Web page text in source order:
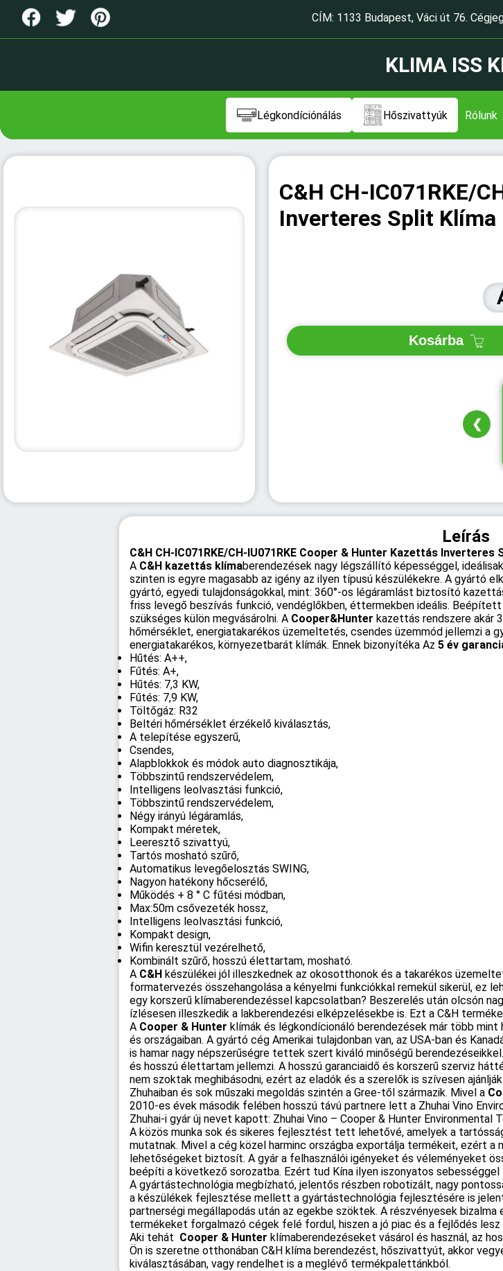
CÍM: 1133 Budapest, Váci út 76.
KLIMA ISS
Légkondíciónálás Hőszivattyúk Rólunk
C&H CH-IC071RKE/
Inverteres Split Klíma
Kosárba
❮
Leírás
C&H CH-IC071RKE/CH-IU071RKE Cooper & Hunter Kazettás Inverteres
A C&H kazettás klímaberendezések nagy légszállító képességgel,
szinten is egyre magasabb az igény az ilyen típusú készülékekre. A gyártó
gyártó, egyedi tulajdonságokkal, mint: 360°-os légáramlást biztosító
friss levegő beszívás funkció, vendéglőkben, éttermekben ideális.
szükséges külön megvásárolni. A Cooper&Hunter kazettás rendszere akár
hőmérséklet, energiatakarékos üzemeltetés, csendes üzemmód jellemzi a
energiatakarékos, környezetbarát klímák. Ennek bizonyítéka Az 5 év
Hűtés: A++,
Fűtés: A+,
Hűtés: 7,3 KW,
Fűtés: 7,9 KW,
Töltőgáz: R32
Beltéri hőmérséklet érzékelő kiválasztás,
A telepítése egyszerű,
Csendes,
Alapblokkok és módok auto diagnosztikája,
Többszintű rendszervédelem,
Intelligens leolvasztási funkció,
Többszintű rendszervédelem,
Négy irányú légáramlás,
Kompakt méretek,
Leeresztő szivattyú,
Tartós mosható szűrő,
Automatikus levegőelosztás SWING,
Nagyon hatékony hőcserélő,
Működés + 8 ° C fűtési módban,
Max:50m csővezeték hossz,
Intelligens leolvasztási funkció,
Kompakt design,
Wifin keresztül vezérelhető,
Kombinált szűrő, hosszú élettartam, mosható.
A C&Hkészülékei jól illeszkednek az okosotthonok és a takarékos
formatervezés összehangolása a kényelmi funkciókkal remekül sikerül, ez
egy korszerű klímaberendezéssel kapcsolatban? Beszerelés után olcsón
ízlésesen illeszkedik a lakberendezési elképzelésekbe is. Ezt a C&H
A Cooper & Hunter klímák és légkondícionáló berendezések már több mint
és országaiban. A gyártó cég Amerikai tulajdonban van, az USA-ban és
is hamar nagy népszerűségre tettek szert kiváló minőségű
és hosszú élettartam jellemzi. A hosszú garanciaidő és korszerű szerviz
nem szoktak meghibásodni, ezért az eladók és a szerelők is szívesen
Zhuhaiban és sok műszaki megoldás szintén a Gree-től származik. Mivel a
2010-es évek második felében hosszú távú partnere lett a Zhuhai Vino
Zhuhai-i gyár új nevet kapott: Zhuhai Vino – Cooper & Hunter Environmental
A közös munka sok és sikeres fejlesztést tett lehetővé, amelyek a
mutatnak. Mivel a cég közel harminc országba exportálja termékeit, ezért
lehetőségeket biztosít. A gyár a felhasználói igényeket és véleményeket
beépíti a következő sorozatba. Ezért tud Kína ilyen iszonyatos sebességgel
A gyártástechnológia megbízható, jelentős részben robotizált, nagy
a készülékek fejlesztése mellett a gyártástechnológia fejlesztésére is
partnerségi megállapodás után az egekbe szöktek. A részvényesek
termékeket forgalmazó cégek felé fordul, hiszen a jó piac és a fejlődés lesz
Aki tehát Cooper & Hunter klímaberendezéseket vásárol és használ, az
Ön is szeretne otthonában C&H klíma berendezést, hőszivattyút, akkor
kiválasztásában, vagy rendelhet is a meglévő termékpalettánkból.